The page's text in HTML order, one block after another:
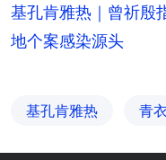
基孔肯雅热｜曾祈
地个案感染源头
基孔肯雅热 青衣